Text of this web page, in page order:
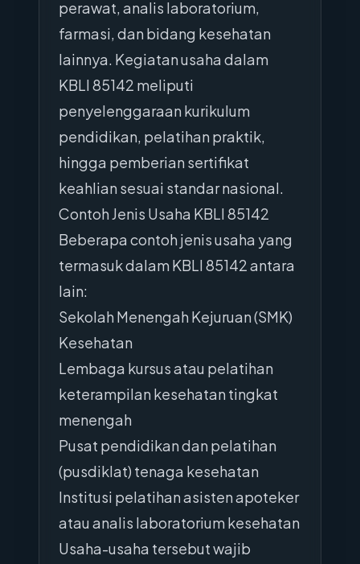
perawat, analis laboratorium,
farmasi, dan bidang kesehatan
lainnya. Kegiatan usaha dalam
KBLI 85142 meliputi
penyelenggaraan kurikulum
pendidikan, pelatihan praktik,
hingga pemberian sertifikat
keahlian sesuai standar nasional.
Contoh Jenis Usaha KBLI 85142
Beberapa contoh jenis usaha yang
termasuk dalam KBLI 85142 antara
lain:
Sekolah Menengah Kejuruan (SMK)
Kesehatan
Lembaga kursus atau pelatihan
keterampilan kesehatan tingkat
menengah
Pusat pendidikan dan pelatihan
(pusdiklat) tenaga kesehatan
Institusi pelatihan asisten apoteker
atau analis laboratorium kesehatan
Usaha-usaha tersebut wajib